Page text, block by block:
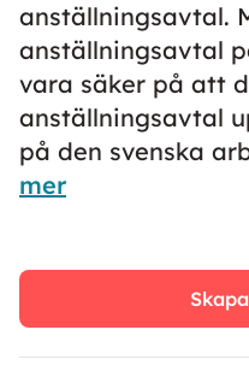
anställningsavtal.
anställningsavtal
vara säker på att
anställningsavtal
på den svenska
mer